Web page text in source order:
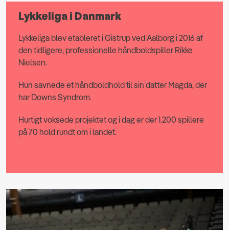
Lykkeliga i Danmark
Lykkeliga blev etableret i Gistrup ved Aalborg i 2016 af
den tidligere, professionelle håndboldspiller Rikke
Nielsen.
Hun savnede et håndboldhold til sin datter Magda, der
har Downs Syndrom.
Hurtigt voksede projektet og i dag er der 1.200 spillere
på 70 hold rundt om i landet.